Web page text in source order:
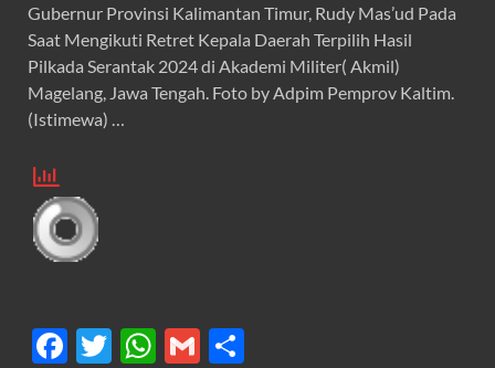
Gubernur Provinsi Kalimantan Timur, Rudy Mas’ud Pada
Saat Mengikuti Retret Kepala Daerah Terpilih Hasil
Pilkada Serantak 2024 di Akademi Militer( Akmil)
Magelang, Jawa Tengah. Foto by Adpim Pemprov Kaltim.
(Istimewa) …
F
T
W G